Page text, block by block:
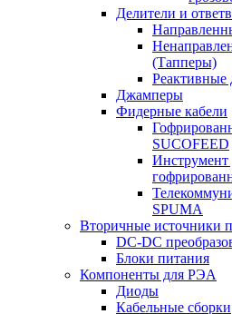
Делители и
(Тапперы)
Реактивные
Джамперы
Фидерные кабели
SUCOFEED
Инструмент
SPUMA
Вторичные источники
DC-DC
Блоки питания
Компоненты для РЭА
Диоды
Кабельные сборки